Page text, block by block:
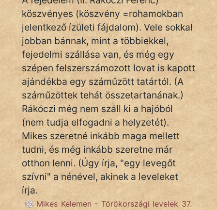
IRODALOM
SZÓLÁS
És
KÖZMONDÁS
PSZICHO
ZENE
FILM
ÉLETMÓD
köszvényes (köszvény =rohamokban
jelentkező ízületi fájdalom). Vele sokkal
jobban bánnak, mint a többiekkel,
fejedelmi szállása van, és még egy
szépen felszerszámozott lovat is kapott
ajándékba egy száműzött tatártól. (A
száműzöttek tehát összetartanának.)
Rákóczi még nem száll ki a hajóból
(nem tudja elfogadni a helyzetét).
Mikes szeretné inkább maga mellett
tudni, és még inkább szeretne már
otthon lenni. (Úgy írja, "egy levegőt
szívni" a nénével, akinek a leveleket
írja.
Mikes Kelemen - Törökországi levelek 37.